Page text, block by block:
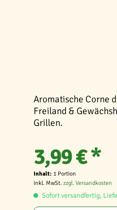
Aromatische Corne
Freiland &
Grillen.
3,99 € *
Inhalt: 1 Portion
inkl. MwSt. zzgl. Versandkosten
Sofort versandfertig,